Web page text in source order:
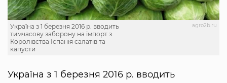
agro2b.ru
Україна з 1 березня 2016 р. вводить
тимчасову заборону на імпорт з
Королівства Іспанія салатів та
капусти
Україна з 1 березня 2016 р. вводить